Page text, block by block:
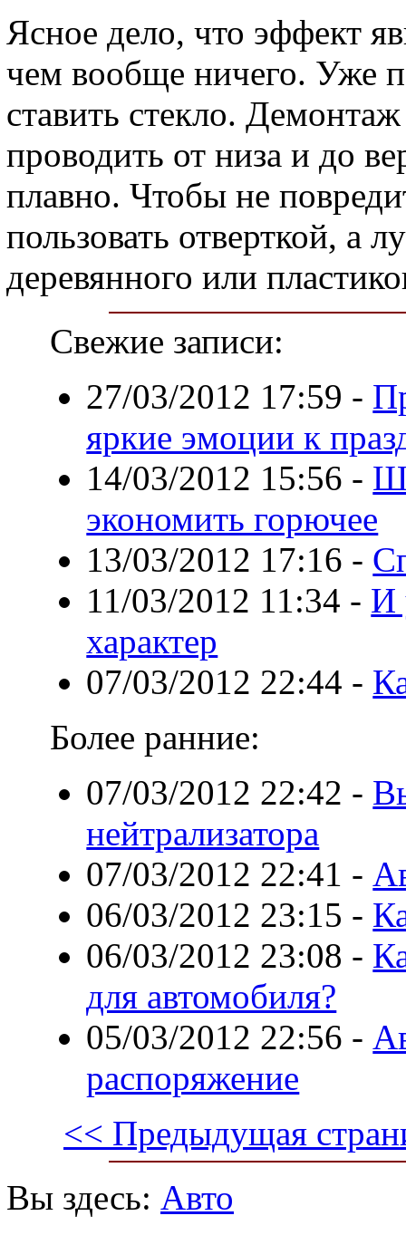
Ясное дело, что эффект
чем вообще ничего. Уже
ставить стекло.
проводить от низа и до
плавно. Чтобы не
пользовать отверткой, а
деревянного или
Свежие записи:
27/03/2012 17:59 -
яркие эмоции к
14/03/2012 15:56 -
экономить горючее
13/03/2012 17:16 -
11/03/2012 11:34 - И
характер
07/03/2012 22:44 -
Более ранние:
07/03/2012 22:42 -
нейтрализатора
07/03/2012 22:41 -
06/03/2012 23:15 -
06/03/2012 23:08 -
для автомобиля?
05/03/2012 22:56 -
распоряжение
<< Предыдущая
Вы здесь: Авто